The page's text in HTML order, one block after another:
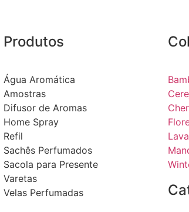
Produtos
Água Aromática
Amostras
Difusor de Aromas
Home Spray
Refil
Sachês Perfumados
Sacola para Presente
Varetas
Velas Perfumadas